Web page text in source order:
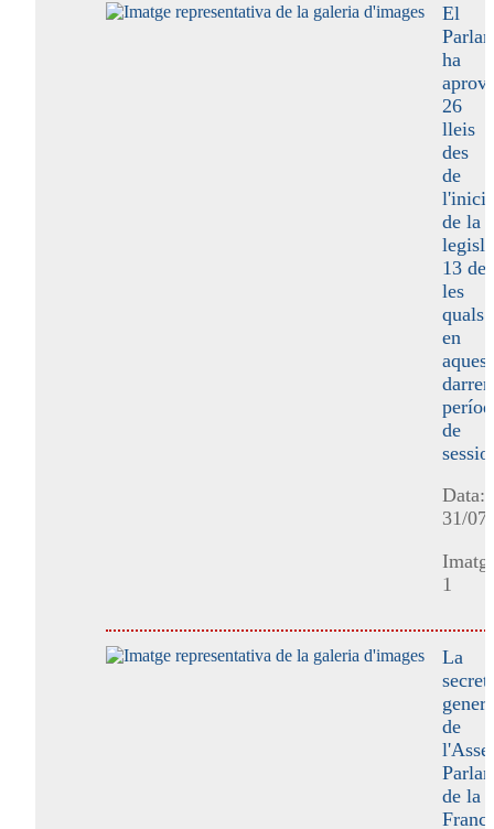
El
ha
26
lleis
des
de
l'inici
de la
13 de
les
quals
en
aquest
darrer
de
Data:
31/
1
La
de
de la